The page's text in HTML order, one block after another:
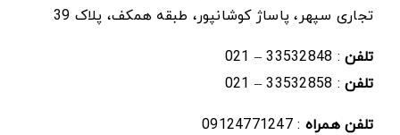
تجاری سپهر، پاساژ کوشانپور، طبقه همکف، پلاک 39
تلفن: 33532848 – 021
تلفن: 33532858 – 021
تلفن همراه : 09124771247